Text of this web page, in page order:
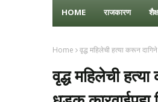
HOME राजकारण
Home वृद्ध महिलेची हत्या करून
वृद्ध महिलेची